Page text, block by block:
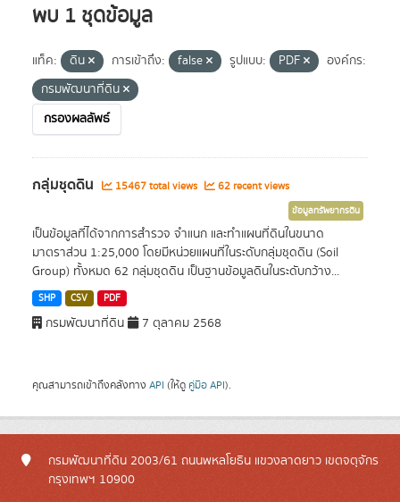
พบ 1 ชุดข้อมูล
แท็ค: ดิน การเข้าถึง: false รูปแบบ: PDF
องค์กร:
กรมพัฒนาที่ดิน
กรองผลลัพธ์
กลุ่มชุดดิน 15467 total views 62 recent views
ข้อมูลทรัพยากรดิน
เป็นข้อมูลที่ได้จากการสำรวจ จำแนก และทำแผนที่ดินในขนาด
มาตราส่วน 1:25,000 โดยมีหน่วยแผนที่ในระดับกลุ่มชุดดิน (Soil
Group) ทั้งหมด 62 กลุ่มชุดดิน เป็นฐานข้อมูลดินในระดับกว้าง...
SHP CSV PDF
กรมพัฒนาที่ดิน 7 ตุลาคม 2568
คุณสามารถเข้าถึงคลังทาง API (ให้ดู คู่มือ API).
กรมพัฒนาที่ดิน 2003/61 ถนนพหลโยธิน แขวงลาดยาว เขตจตุจักร
กรุงเทพฯ 10900